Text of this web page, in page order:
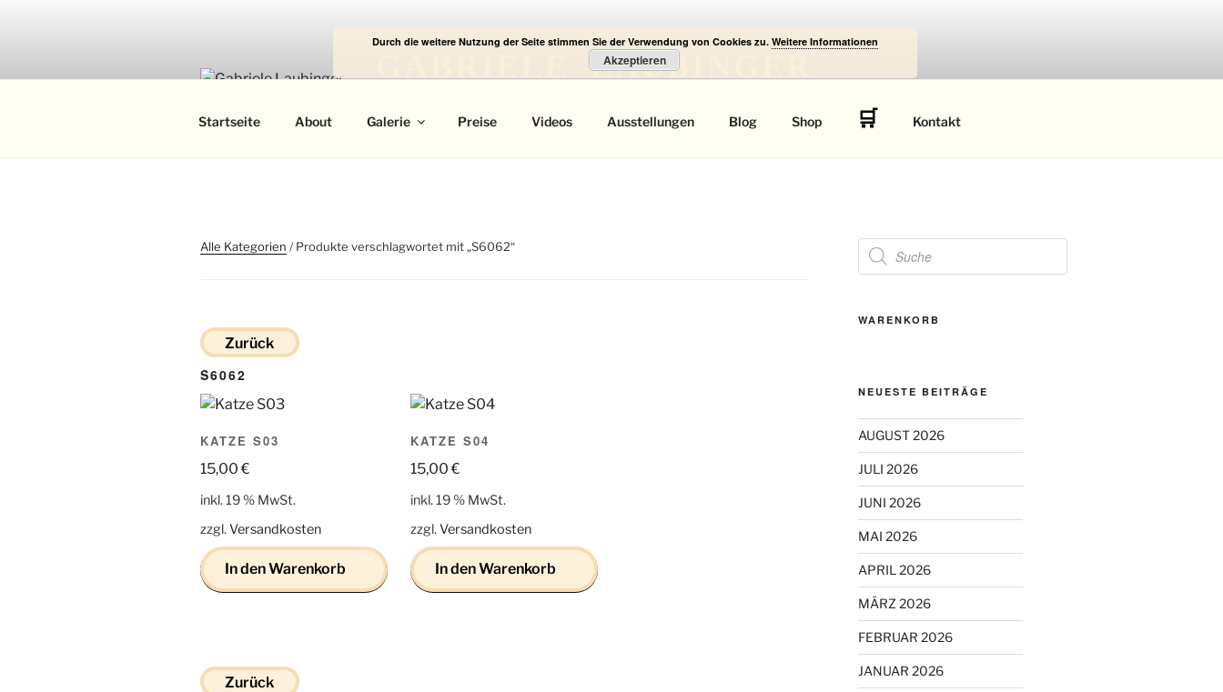
GABRIELE LAUBINGER
Startseite About Galerie Preise Videos Ausstellungen Blog Shop 🛒 Kontakt
Alle Kategorien / Produkte verschlagwortet mit „S6062“
Zurück
S6062
KATZE S03
15,00€
inkl. 19 % MwSt.
zzgl.Versandkosten
In den Warenkorb
KATZE S04
15,00€
inkl. 19 % MwSt.
zzgl.Versandkosten
In den Warenkorb
Zurück
Products
search
WARENKORB
NEUESTE BEITRÄGE
AUGUST 2026
JULI 2026
JUNI 2026
MAI 2026
APRIL 2026
MÄRZ 2026
FEBRUAR 2026
JANUAR 2026
Durch die weitere Nutzung der Seite stimmen Sie der Verwendung von Cookies zu. Weitere Informationen
Akzeptieren